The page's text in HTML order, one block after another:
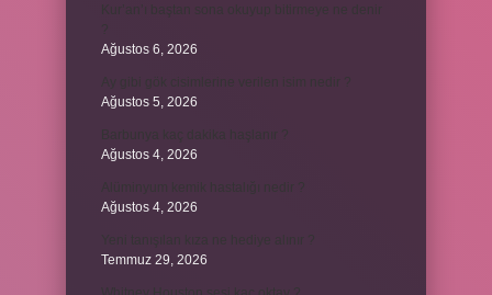
Ağustos 6, 2026
Ağustos 5, 2026
Ağustos 4, 2026
Ağustos 4, 2026
Temmuz 29, 2026